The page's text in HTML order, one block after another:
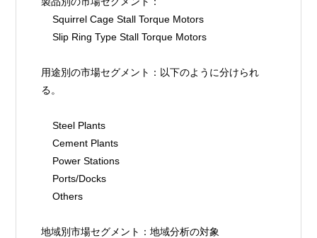
    Squirrel Cage Stall Torque Motors
    Slip Ring Type Stall Torque Motors
用途別の市場セグメント：以下のように分けられ
る。
    Steel Plants
    Cement Plants
    Power Stations
    Ports/Docks
    Others
地域別市場セグメント：地域分析の対象